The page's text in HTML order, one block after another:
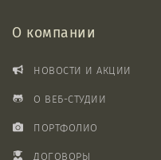
О компании
НОВОСТИ И АКЦИИ
О ВЕБ-СТУДИИ
ПОРТФОЛИО
ДОГОВОРЫ